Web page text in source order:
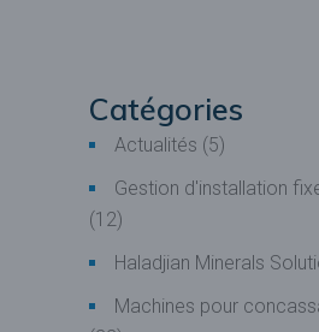
Catégories
Actualités (5)
Gestion d'installation
(12)
Haladjian Minerals
Machines pour